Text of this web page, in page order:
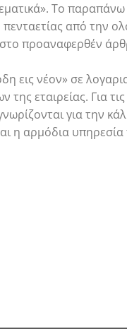
Το
από την
προαναφερθέν
νέον» σε
εταιρείας. Για
για την
η αρμόδια